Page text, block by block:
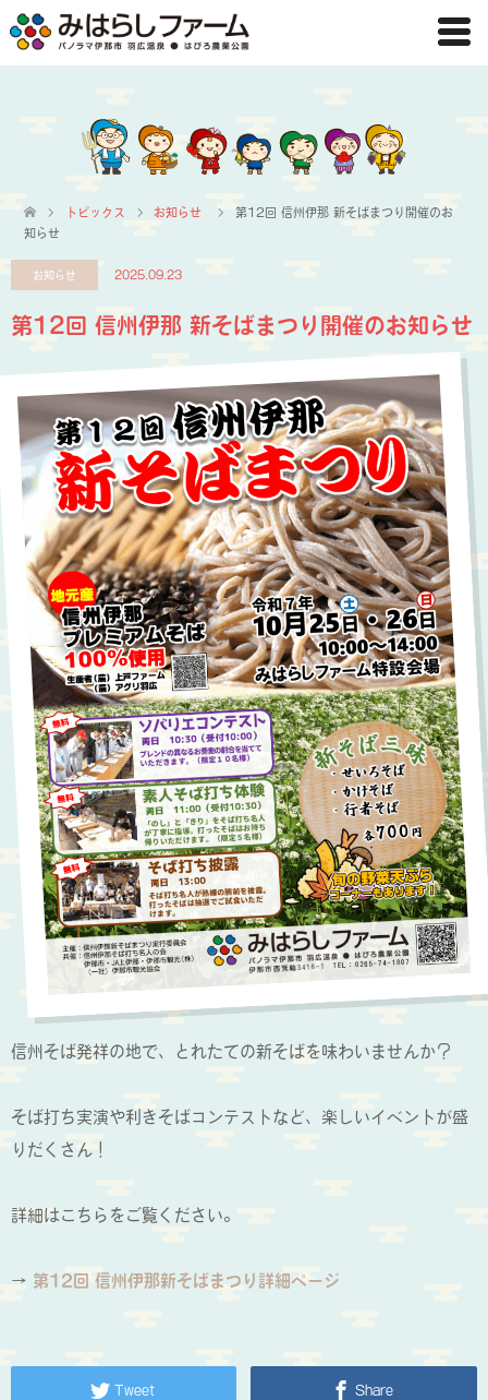
トピックス お知らせ
第12回 信州伊那 新そばまつり開催のお
知らせ
お知らせ 2025.09.23
第12回 信州伊那 新そばまつり開催のお知らせ
信州そば発祥の地で、とれたての新そばを味わいませんか？
そば打ち実演や利きそばコンテストなど、楽しいイベントが盛
りだくさん！
詳細はこちらをご覧ください。
→ 第12回 信州伊那新そばまつり詳細ページ
Tweet Share